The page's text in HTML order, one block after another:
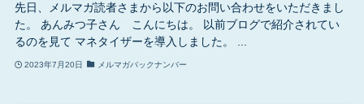
先日、メルマガ読者さまから以下のお問い合わせをいただきまし
た。 あんみつ子さん こんにちは。 以前ブログで紹介されてい
るのを見て マネタイザーを導入しました。 ...
2023年7月20日 メルマガバックナンバー